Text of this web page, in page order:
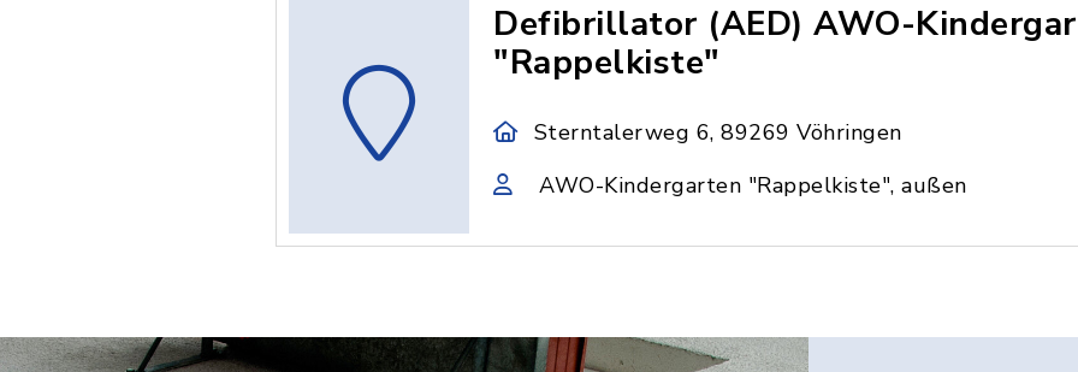
Defibrillator (AED) AWO-
"Rappelkiste"
Sterntalerweg 6, 89269 Vöhringen
AWO-Kindergarten "Rappelkiste", außen